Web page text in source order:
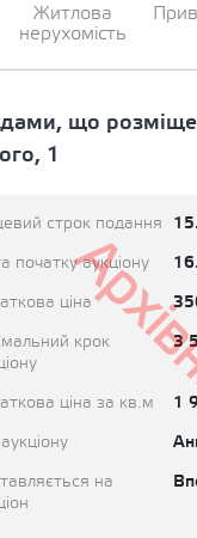
Житлова
нерухомість
що
1
строк подання
початку аукціону
ціна
крок
3
ціна за кв.м 1
на